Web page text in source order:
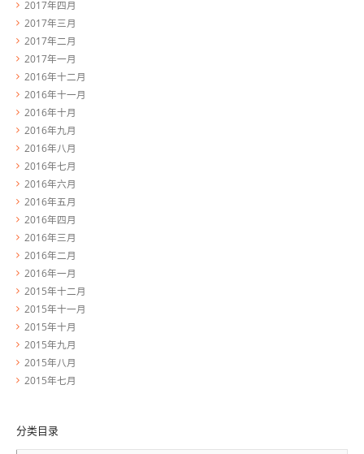
2017年四月
2017年三月
2017年二月
2017年一月
2016年十二月
2016年十一月
2016年十月
2016年九月
2016年八月
2016年七月
2016年六月
2016年五月
2016年四月
2016年三月
2016年二月
2016年一月
2015年十二月
2015年十一月
2015年十月
2015年九月
2015年八月
2015年七月
分类目录